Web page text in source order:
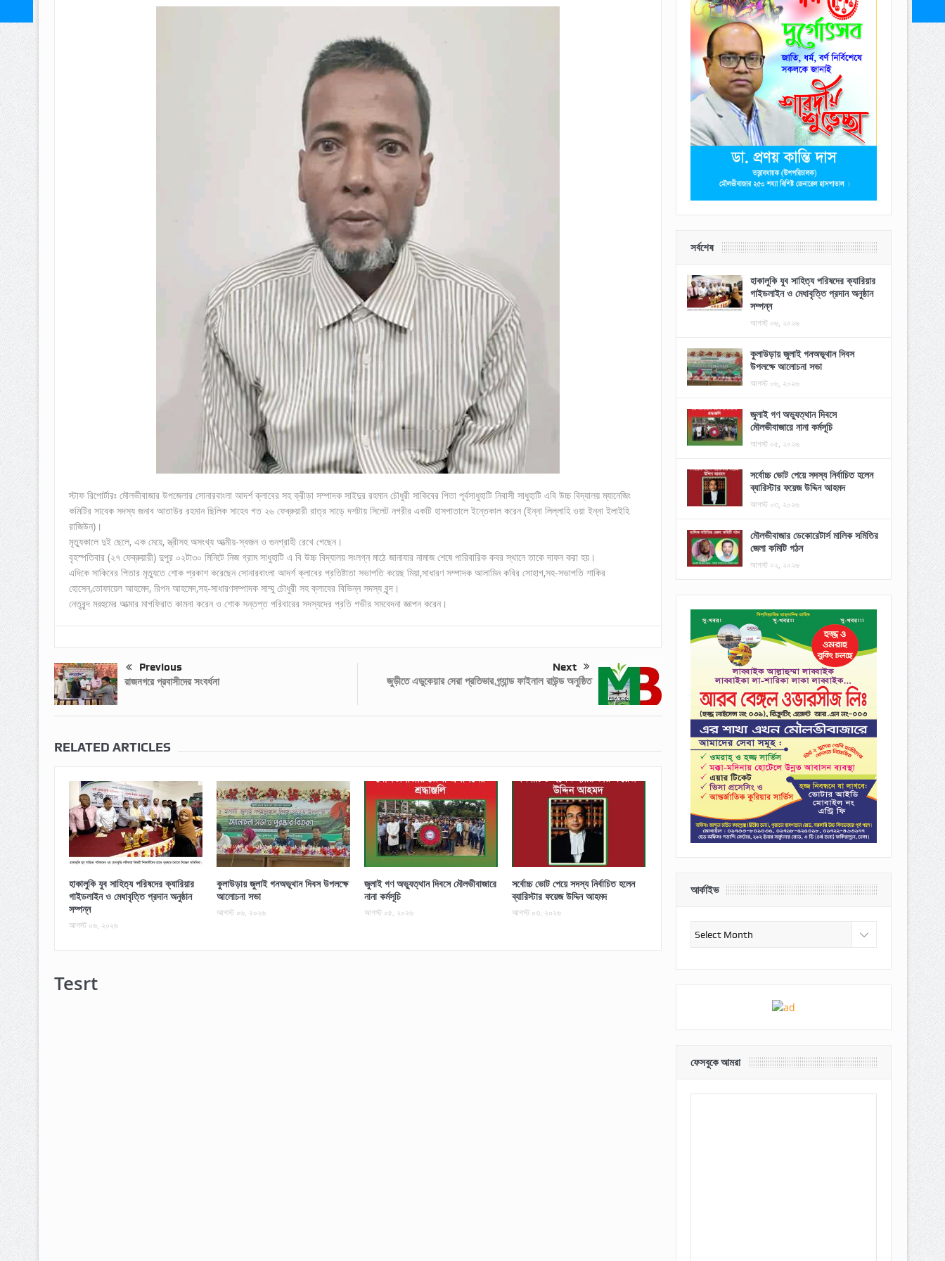
স্টাফ রিপোর্টারঃ মৌলভীবাজার উপজেলার সোনারবাংলা আদর্শ ক্লাবের সহ ক্রীড়া সম্পাদক সাইদুর রহমান চৌধুরী সাকিবের পিতা পূর্বসাধুহাটি নিবাসী সাধুহাটি এবি উচ্চ বিদ্যালয় ম্যানেজিং
কমিটির সাবেক সদস্য জনাব আতাউর রহমান ছিলিক সাহেব গত ২৬ ফেব্রুয়ারী রাত্র সাড়ে দশটায় সিলেট নগরীর একটি হাসপাতালে ইন্তেকাল করেন (ইন্না লিল্লাহি ওয়া ইন্না ইলাইহি
রাজিউন)।
মৃত্যুকালে দুই ছেলে, এক মেয়ে, স্ত্রীসহ অসংখ্য আত্মীয়-স্বজন ও গুনগ্রাহী রেখে গেছেন।
বৃহস্পতিবার (২৭ ফেব্রুয়ারী) দুপুর ০২টা৩০ মিনিটে নিজ গ্রাম সাধুহাটি এ বি উচ্চ বিদ্যালয় সংলগ্ন মাঠে জানাযার নামাজ শেষে পারিবারিক কবর স্থানে তাকে দাফন করা হয়।
এদিকে সাকিবের পিতার মৃত্যুতে শোক প্রকাশ করেছেন সোনারবাংলা আদর্শ ক্লাবের প্রতিষ্টাতা সভাপতি কয়েছ মিয়া,সাধারণ সম্পাদক আলামিন কবির সোহাগ,সহ-সভাপতি শাকির
হোসেন,তোফায়েল আহমেদ, রিপন আহমেদ,সহ-সাধারণসম্পাদক সাম্মু চৌধুরী সহ ক্লাবের বিভিন্ন সদস্য বৃন্দ।
নেতৃবৃন্দ মরহুমের আত্মার মাগফিরাত কামনা করেন ও শোক সন্তপ্ত পরিবারের সদস্যদের প্রতি গভীর সমবেদনা জ্ঞাপন করেন।
Previous
রাজনগরে প্রবাসীদের সংবর্ধনা
Next
জুড়ীতে এডুকেয়ার সেরা প্রতিভার গ্র্যান্ড ফাইনাল রাউন্ড অনুষ্ঠিত
RELATED ARTICLES
হাকালুকি যুব সাহিত্য পরিষদের ক্যারিয়ার
গাইডলাইন ও মেধাবৃত্তি প্রদান অনুষ্ঠান
সম্পন্ন
আগস্ট ০৬, ২০২৬
কুলাউড়ায় জুলাই গনঅভূথান দিবস উপলক্ষে
আলোচনা সভা
আগস্ট ০৬, ২০২৬
জুলাই গণ অভ্যুত্থান দিবসে মৌলভীবাজারে
নানা কর্মসূচি
আগস্ট ০৫, ২০২৬
সর্বোচ্চ ভোট পেয়ে সদস্য নির্বাচিত হলেন
ব্যারিস্টার ফয়েজ উদ্দিন আহমদ
আগস্ট ০৩, ২০২৬
Tesrt
সর্বশেষ
হাকালুকি যুব সাহিত্য পরিষদের ক্যারিয়ার
গাইডলাইন ও মেধাবৃত্তি প্রদান অনুষ্ঠান
সম্পন্ন
আগস্ট ০৬, ২০২৬
কুলাউড়ায় জুলাই গনঅভূথান দিবস
উপলক্ষে আলোচনা সভা
আগস্ট ০৬, ২০২৬
জুলাই গণ অভ্যুত্থান দিবসে
মৌলভীবাজারে নানা কর্মসূচি
আগস্ট ০৫, ২০২৬
সর্বোচ্চ ভোট পেয়ে সদস্য নির্বাচিত হলেন
ব্যারিস্টার ফয়েজ উদ্দিন আহমদ
আগস্ট ০৩, ২০২৬
মৌলভীবাজার ডেকোরেটার্স মালিক সমিতির
জেলা কমিটি গঠন
আগস্ট ০২, ২০২৬
আর্কাইভ
আর্কাইভ
ফেসবুকে আমরা